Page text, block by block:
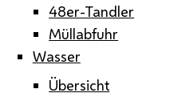
48er-Tandler
Müllabfuhr
Wasser
Übersicht